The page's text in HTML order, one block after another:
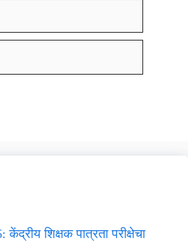
शिक्षक पात्रता परीक्षेचा